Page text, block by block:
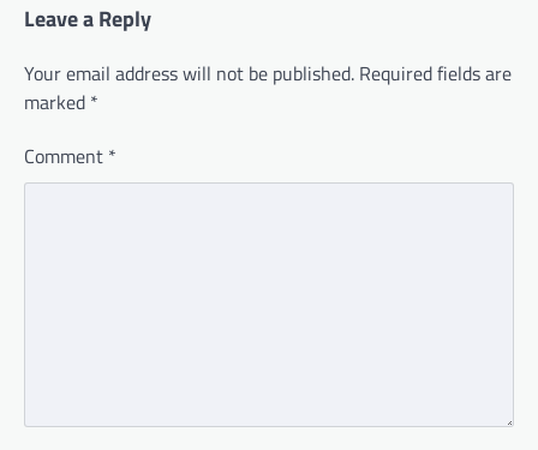
Leave a Reply
Your email address will not be published. Required fields are
marked *
Comment *